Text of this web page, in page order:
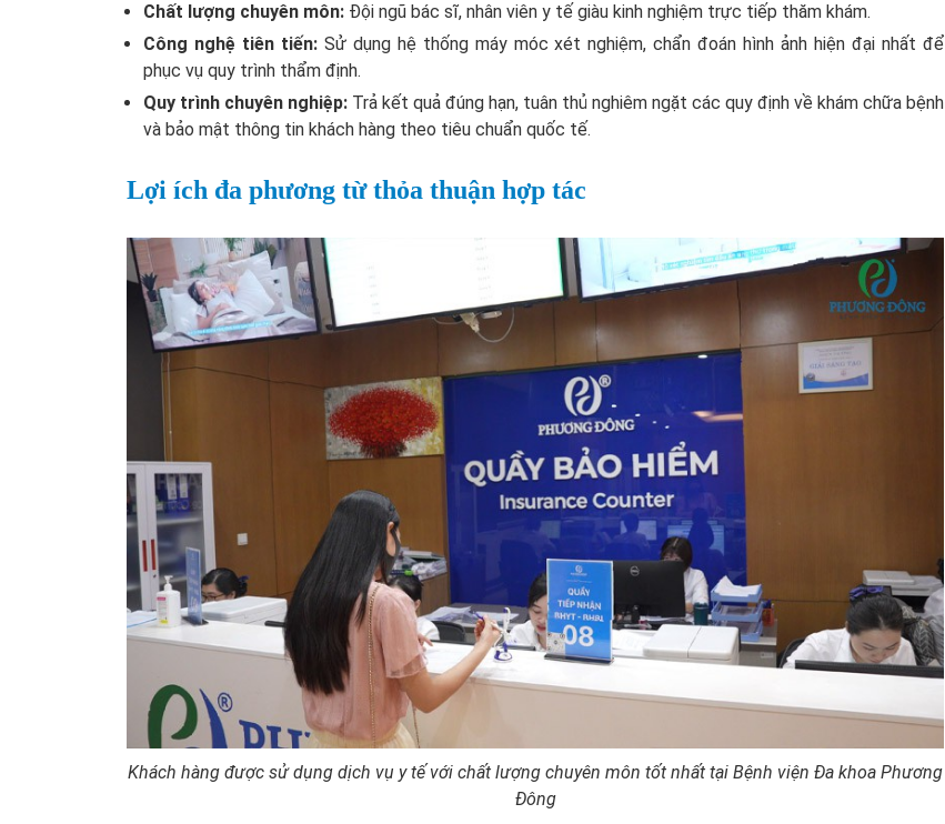
Chất lượng chuyên môn: Đội ngũ bác sĩ, nhân viên y tế giàu kinh nghiệm trực tiếp thăm khám.
Công nghệ tiên tiến:Sử dụng hệ thống máy móc xét nghiệm, chẩn đoán hình ảnh hiện đại nhất để
phục vụ quy trình thẩm định.
Quy trình chuyên nghiệp: Trả kết quả đúng hạn, tuân thủ nghiêm ngặt các quy định về khám chữa bệnh
và bảo mật thông tin khách hàng theo tiêu chuẩn quốc tế.
Lợi ích đa phương từ thỏa thuận hợp tác
Khách hàng được sử dụng dịch vụ y tế với chất lượng chuyên môn tốt nhất tại Bệnh viện Đa khoa Phương
Đông